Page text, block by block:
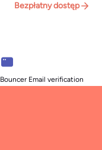
Bezpłatny dostęp
Bouncer Email verification